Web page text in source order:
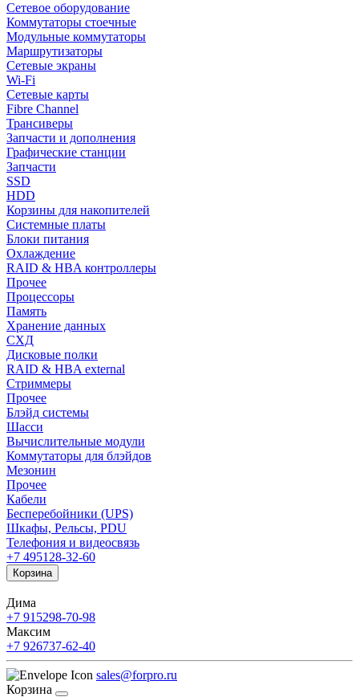
Сетевое оборудование
Коммутаторы стоечные
Модульные коммутаторы
Маршрутизаторы
Сетевые экраны
Wi-Fi
Сетевые карты
Fibre Channel
Трансиверы
Запчасти и дополнения
Графические станции
Запчасти
SSD
HDD
Корзины для накопителей
Системные платы
Блоки питания
Охлаждение
RAID & HBA контроллеры
Прочее
Процессоры
Память
Хранение данных
СХД
Дисковые полки
RAID & HBA external
Стриммеры
Прочее
Блэйд системы
Шасси
Вычислительные модули
Коммутаторы для блэйдов
Мезонин
Прочее
Кабели
Бесперебойники (UPS)
Шкафы, Рельсы, PDU
Телефония и видеосвязь
+7 495128-32-60
Корзина
Дима
+7 915298-70-98
Максим
+7 926737-62-40
sales@forpro.ru
Корзина